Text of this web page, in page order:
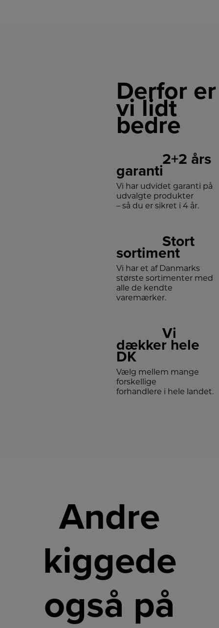
Derfor er
vi lidt
bedre
2+2 års
garanti
Vi har udvidet garanti på
udvalgte produkter
– så du er sikret i 4 år.
Stort
sortiment
Vi har et af Danmarks
største sortimenter med
alle de kendte
varemærker.
Vi
dækker hele
DK
Vælg mellem mange
forskellige
forhandlere i hele landet.
Andre
kiggede
også på